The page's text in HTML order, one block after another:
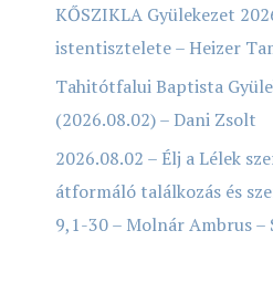
KŐSZIKLA Gyülekezet
istentisztelete – Heizer
Tahitótfalui Baptista
(2026.08.02) – Dani Zsolt
2026.08.02 – Élj a Lélek
átformáló találkozás és
9,1-30 – Molnár Ambrus